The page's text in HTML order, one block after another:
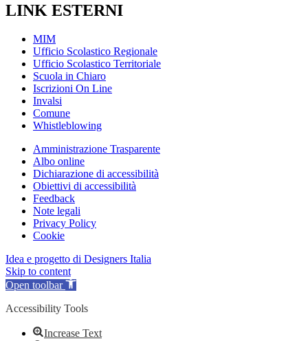
LINK ESTERNI
MIM
Ufficio Scolastico Regionale
Ufficio Scolastico Territoriale
Scuola in Chiaro
Iscrizioni On Line
Invalsi
Comune
Whistleblowing
Amministrazione Trasparente
Albo online
Dichiarazione di accessibilità
Obiettivi di accessibilità
Feedback
Note legali
Privacy Policy
Cookie
Idea e progetto di Designers Italia
Skip to content
Open toolbar
Accessibility Tools
Increase Text